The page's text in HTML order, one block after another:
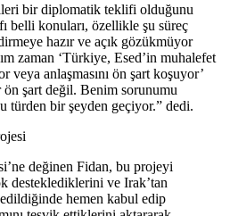
ileri bir diplomatik teklifi olduğunu
belli konuları, özellikle şu süreç
hazır ve açık gözükmüyor
zaman ‘Türkiye, Esed’in muhalefet
veya anlaşmasını ön şart koşuyor’
şart değil. Benim sorunumu
türden bir şeyden geçiyor.” dedi.
değinen Fidan, bu projeyi
desteklediklerini ve Irak’tan
hemen kabul edip